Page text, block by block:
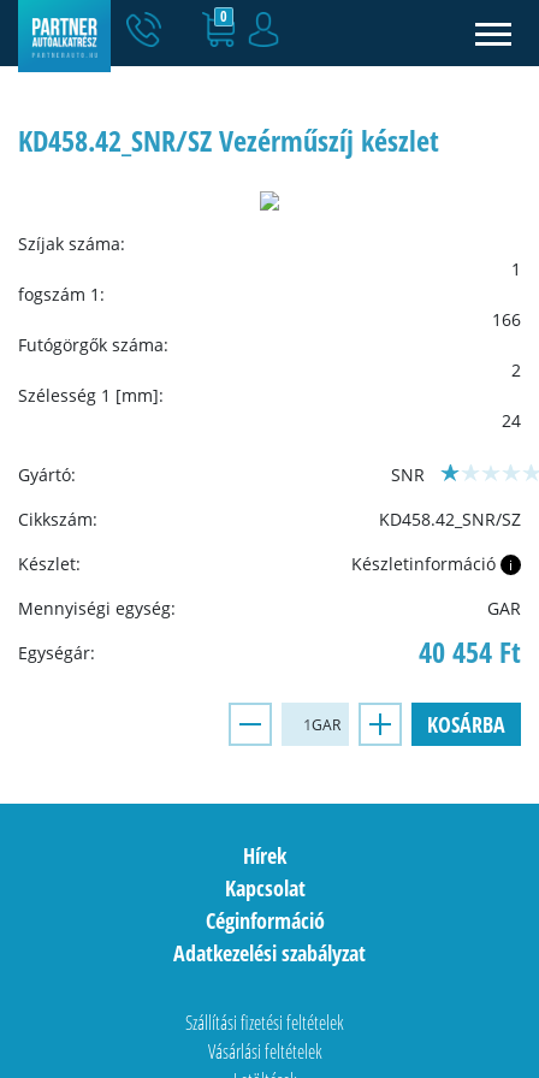
0
KD458.42_SNR/SZ Vezérműszíj készlet
Szíjak száma:
1
fogszám 1:
166
Futógörgők száma:
2
Szélesség 1 [mm]:
24
Gyártó:
SNR
Cikkszám:
KD458.42_SNR/SZ
Készlet:
Készletinformáció i
Mennyiségi egység:
GAR
Egységár:
40 454 Ft
GAR KOSÁRBA
Hírek
Kapcsolat
Céginformáció
Adatkezelési szabályzat
Szállítási fizetési feltételek
Vásárlási feltételek